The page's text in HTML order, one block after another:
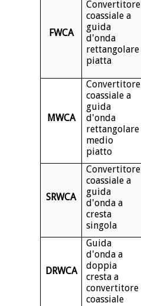
FWCA
Convertitore
coassiale a
guida
d'onda
rettangolare
piatta
MWCA
Convertitore
coassiale a
guida
d'onda
rettangolare
medio
piatto
SRWCA
Convertitore
coassiale a
guida
d'onda a
cresta
singola
DRWCA
Guida
d'onda a
doppia
cresta a
convertitore
coassiale